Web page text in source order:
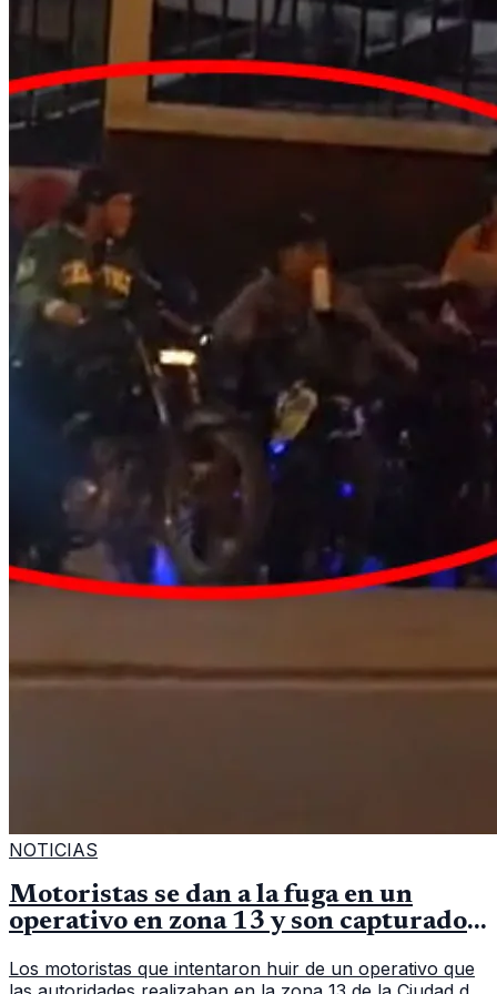
NOTICIAS
Motoristas se dan a la fuga en un
operativo en zona 13 y son capturados
Los motoristas que intentaron huir de un operativo que